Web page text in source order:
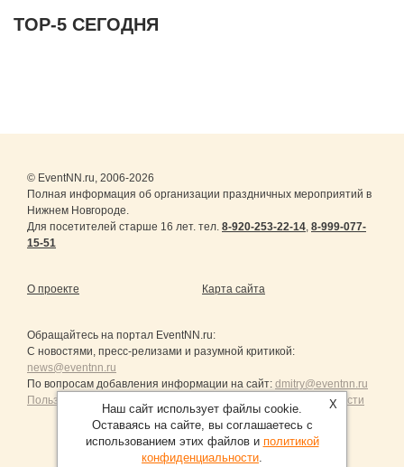
ТОР-5 СЕГОДНЯ
© EventNN.ru, 2006-2026
Полная информация об организации праздничных мероприятий в
Нижнем Новгороде.
Для посетителей старше 16 лет. тел. 8-920-253-22-14, 8-999-077-
15-51
О проекте Карта сайта
Обращайтесь на портал EventNN.ru:
С новостями, пресс-релизами и разумной критикой:
news@eventnn.ru
По вопросам добавления информации на сайт: dmitry@eventnn.ru
Пользовательское Соглашение и политика конфиденциальности
X
Наш сайт использует файлы cookie.
Оставаясь на сайте, вы соглашаетесь с
использованием этих файлов и политикой
конфиденциальности.